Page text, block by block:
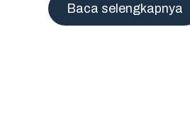
Baca selengkapnya